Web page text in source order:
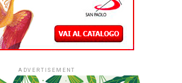
ADVERTISEMENT